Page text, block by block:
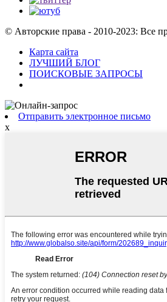
© Авторские права - 2010-2023: Все
Карта сайта
ЛУЧШИЙ БЛОГ
ПОИСКОВЫЕ ЗАПРОСЫ
Отправить электронное письмо
x